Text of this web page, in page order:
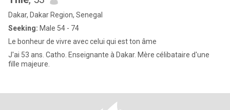
Dakar, Dakar Region, Senegal
Seeking: Male 54 - 74
Le bonheur de vivre avec celui qui est ton âme
J'ai 53 ans. Catho. Enseignante à Dakar. Mère célibataire d'une
fille majeure.